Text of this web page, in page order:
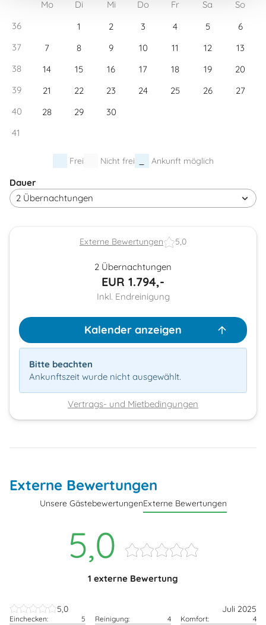
Mo Di Mi Do Fr Sa
So
36
1 2 3 4 5
6
37
7 8 9 10 11 12
13
38
14 15 16 17 18 19
20
39
21 22 23 24 25 26
27
40
28 29
30
41
Frei Nicht frei Ankunft möglich
Dauer
Externe Bewertungen 5,0
2 Übernachtungen
EUR 1.794,-
Inkl. Endreinigung
Kalender anzeigen
Bitte beachten
Ankunftszeit wurde nicht ausgewählt.
Vertrags- und Mietbedingungen
Externe Bewertungen
Unsere GästebewertungenExterne Bewertungen
5,0
1 externe Bewertung
5,0 Juli 2025
Einchecken: 5 Reinigung: 4 Komfort:
4